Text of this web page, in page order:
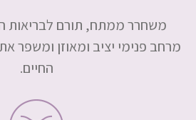
משחרר ממתח, תורם לבריאות
מרחב פנימי יציב ומאוזן ומשפר
החיים.